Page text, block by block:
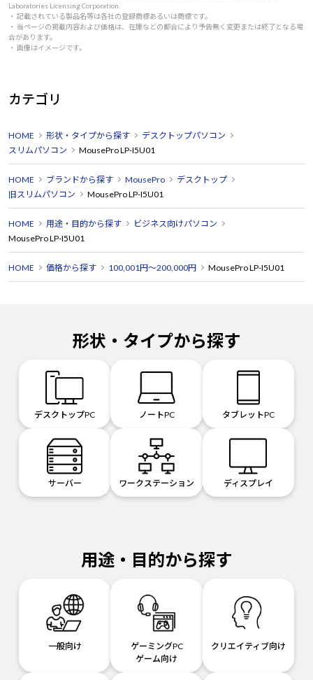
Laboratories Licensing Corporation.
・ 記載されている製品名等は各社の登録商標あるいは商標です。
・ 当ページの掲載内容および価格は、在庫などの都合により予告無く変更または終了となる場
合があります。
・ 画像はイメージです。
カテゴリ
HOME 形状・タイプから探す
デスクトップパソコン
スリムパソコン
MousePro LP-I5U01
HOME ブランドから探す MousePro
デスクトップ
旧スリムパソコン
MousePro LP-I5U01
HOME 用途・目的から探す
ビジネス向けパソコン
MousePro LP-I5U01
HOME 価格から探す 100,001円～200,000円 MousePro LP-I5U01
形状・タイプから探す
デスクトップPC ノートPC タブレットPC
サーバー ワークステーション ディスプレイ
用途・目的から探す
一般向け
ゲーミングPC
ゲーム向け
クリエイティブ向け